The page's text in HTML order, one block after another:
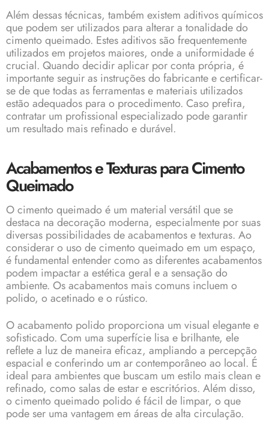
Além dessas técnicas, também existem aditivos químicos
que podem ser utilizados para alterar a tonalidade do
cimento queimado. Estes aditivos são frequentemente
utilizados em projetos maiores, onde a uniformidade é
crucial. Quando decidir aplicar por conta própria, é
importante seguir as instruções do fabricante e certificar-
se de que todas as ferramentas e materiais utilizados
estão adequados para o procedimento. Caso prefira,
contratar um profissional especializado pode garantir
um resultado mais refinado e durável.
Acabamentos e Texturas para Cimento
Queimado
O cimento queimado é um material versátil que se
destaca na decoração moderna, especialmente por suas
diversas possibilidades de acabamentos e texturas. Ao
considerar o uso de cimento queimado em um espaço,
é fundamental entender como as diferentes acabamentos
podem impactar a estética geral e a sensação do
ambiente. Os acabamentos mais comuns incluem o
polido, o acetinado e o rústico.
O acabamento polido proporciona um visual elegante e
sofisticado. Com uma superfície lisa e brilhante, ele
reflete a luz de maneira eficaz, ampliando a percepção
espacial e conferindo um ar contemporâneo ao local. É
ideal para ambientes que buscam um estilo mais clean e
refinado, como salas de estar e escritórios. Além disso,
o cimento queimado polido é fácil de limpar, o que
pode ser uma vantagem em áreas de alta circulação.